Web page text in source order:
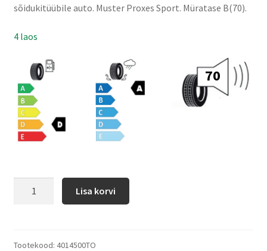
sõidukitüübile auto. Muster Proxes Sport. Müratase B(70).
4 laos
70
Lisa korvi
Tootekood: 4014500TO